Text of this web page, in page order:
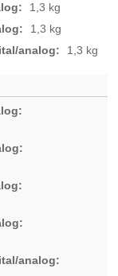
1,3 kg
1,3 kg
1,3 kg